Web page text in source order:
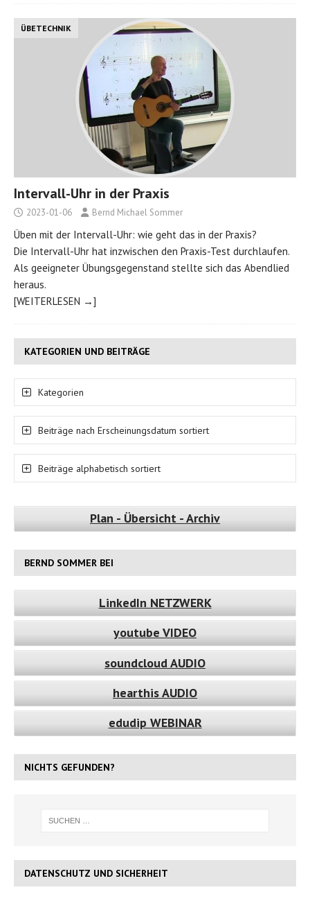
ÜBETECHNIK
Intervall-Uhr in der Praxis
2023-01-06 Bernd Michael Sommer
Üben mit der Intervall-Uhr: wie geht das in der Praxis?
Die Intervall-Uhr hat inzwischen den Praxis-Test durchlaufen.
Als geeigneter Übungsgegenstand stellte sich das Abendlied
heraus.
[WEITERLESEN →]
KATEGORIEN UND BEITRÄGE
Kategorien
Beiträge nach Erscheinungsdatum sortiert
Beiträge alphabetisch sortiert
Plan - Übersicht - Archiv
BERND SOMMER BEI
LinkedIn NETZWERK
youtube VIDEO
soundcloud AUDIO
hearthis AUDIO
edudip WEBINAR
NICHTS GEFUNDEN?
DATENSCHUTZ UND SICHERHEIT